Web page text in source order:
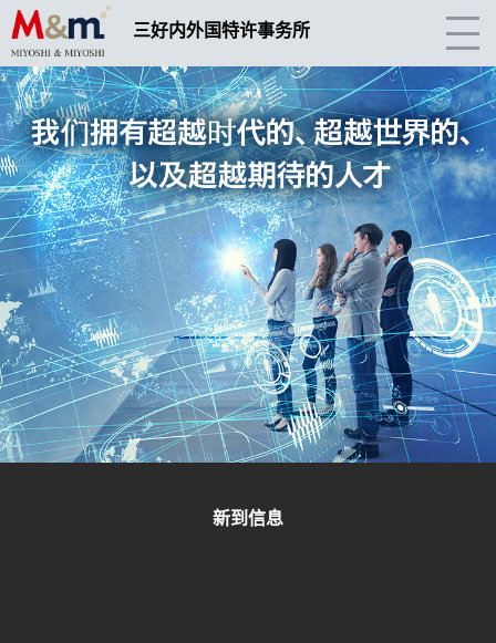
三好内外国特许事务所
新到信息